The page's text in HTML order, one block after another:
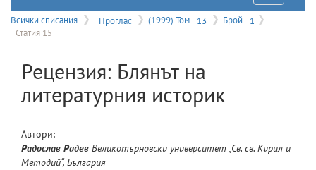
на
Всички списания Проглас (1999) Том 13 Брой
1
Статия 15
Рецензия: Блянът на
литературния историк
Автори:
Радослав Радев Великотърновски университет „Св. св. Кирил и
Методий“, България